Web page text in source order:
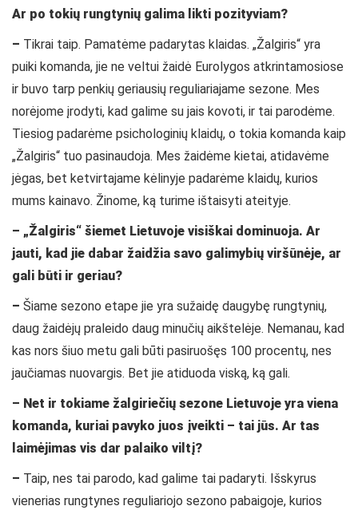
Ar po tokių rungtynių galima likti pozityviam?
– Tikrai taip. Pamatėme padarytas klaidas. „Žalgiris“ yra
puiki komanda, jie ne veltui žaidė Eurolygos atkrintamosiose
ir buvo tarp penkių geriausių reguliariajame sezone. Mes
norėjome įrodyti, kad galime su jais kovoti, ir tai parodėme.
Tiesiog padarėme psichologinių klaidų, o tokia komanda kaip
„Žalgiris“ tuo pasinaudoja. Mes žaidėme kietai, atidavėme
jėgas, bet ketvirtajame kėlinyje padarėme klaidų, kurios
mums kainavo. Žinome, ką turime ištaisyti ateityje.
– „Žalgiris“ šiemet Lietuvoje visiškai dominuoja. Ar
jauti, kad jie dabar žaidžia savo galimybių viršūnėje, ar
gali būti ir geriau?
– Šiame sezono etape jie yra sužaidę daugybę rungtynių,
daug žaidėjų praleido daug minučių aikštelėje. Nemanau, kad
kas nors šiuo metu gali būti pasiruošęs 100 procentų, nes
jaučiamas nuovargis. Bet jie atiduoda viską, ką gali.
– Net ir tokiame žalgiriečių sezone Lietuvoje yra viena
komanda, kuriai pavyko juos įveikti – tai jūs. Ar tas
laimėjimas vis dar palaiko viltį?
– Taip, nes tai parodo, kad galime tai padaryti. Išskyrus
vienerias rungtynes reguliariojo sezono pabaigoje, kurios